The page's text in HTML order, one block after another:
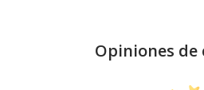
Opiniones de